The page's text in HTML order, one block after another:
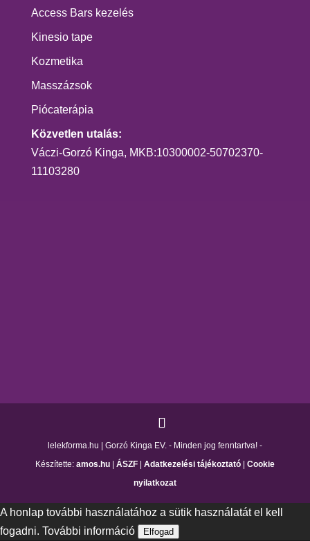
Access Bars kezelés
Kinesio tape
Kozmetika
Masszázsok
Piócaterápia
Közvetlen utalás:
Váczi-Gorzó Kinga, MKB:10300002-50702370-
11103280
lelekforma.hu | Gorzó Kinga EV. - Minden jog fenntartva! -
Készítette: amos.hu| ÁSZF| Adatkezelési tájékoztató| Cookie
nyilatkozat
A honlap további használatához a sütik használatát el kell
fogadni. További információ Elfogad